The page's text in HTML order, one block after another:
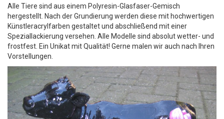
Alle Tiere sind aus einem Polyresin-Glasfaser-Gemisch
hergestellt. Nach der Grundierung werden diese mit hochwertigen
Künstleracrylfarben gestaltet und abschließend mit einer
Speziallackierung versehen. Alle Modelle sind absolut wetter- und
frostfest. Ein Unikat mit Qualität! Gerne malen wir auch nach Ihren
Vorstellungen.